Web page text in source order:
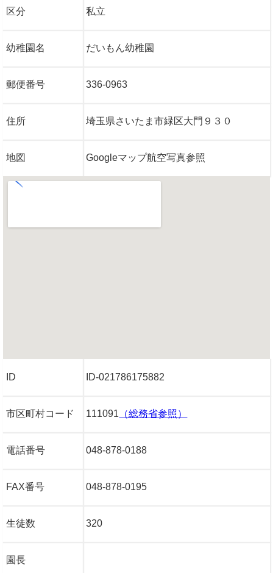
区分 私立
幼稚園名 だいもん幼稚園
郵便番号 336-0963
住所 埼玉県さいたま市緑区大門９３０
地図 Googleマップ航空写真参照
ID ID-021786175882
市区町村コード 111091 （総務省参照）
電話番号 048-878-0188
FAX番号 048-878-0195
生徒数 320
園長